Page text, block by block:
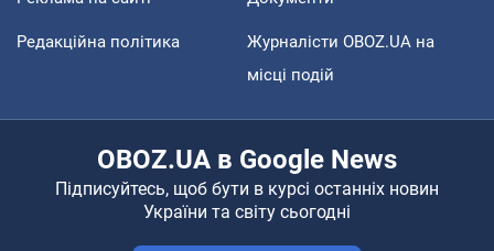
Редакційна політика
Журналісти OBOZ.UA на
місці подій
OBOZ.UA в Google News
Підписуйтесь, щоб бути в курсі останніх новин
України та світу сьогодні